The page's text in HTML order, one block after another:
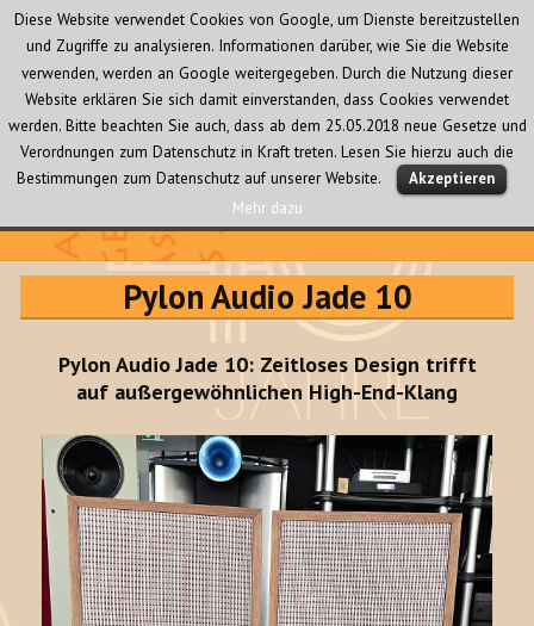
Audio Creativ
MENÜ
UND
Pylon Audio Jade 10
Pylon Audio Jade 10: Zeitloses Design trifft
auf außergewöhnlichen High-End-Klang
Diese Website verwendet Cookies von Google, um Dienste bereitzustellen
und Zugriffe zu analysieren. Informationen darüber, wie Sie die Website
verwenden, werden an Google weitergegeben. Durch die Nutzung dieser
Website erklären Sie sich damit einverstanden, dass Cookies verwendet
werden. Bitte beachten Sie auch, dass ab dem 25.05.2018 neue Gesetze und
Verordnungen zum Datenschutz in Kraft treten. Lesen Sie hierzu auch die
Bestimmungen zum Datenschutz auf unserer Website.
Akzeptieren
Mehr dazu